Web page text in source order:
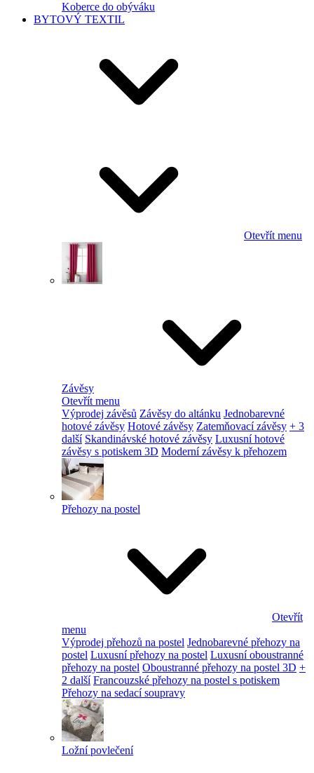
Koberce do obýváku
BYTOVÝ TEXTIL
Otevřít menu
Závěsy
Otevřít menu
Výprodej závěsů Závěsy do altánku Jednobarevné
hotové závěsy Hotové závěsy Zatemňovací závěsy + 3
další Skandinávské hotové závěsy Luxusní hotové
závěsy s potiskem 3D Moderní závěsy k přehozem
Přehozy na postel
Otevřít
menu
Výprodej přehozů na postel Jednobarevné přehozy na
postel Luxusní přehozy na postel Luxusní oboustranné
přehozy na postel Oboustranné přehozy na postel 3D +
2 další Francouzské přehozy na postel s potiskem
Přehozy na sedací soupravy
Ložní povlečení